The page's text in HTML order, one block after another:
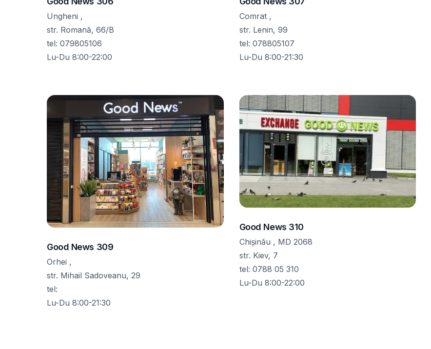
Ungheni ,
str. Romană, 66/B
tel: 079805106
Lu-Du 8:00-22:00
Comrat ,
str. Lenin, 99
tel: 078805107
Lu-Du 8:00-21:30
Good News 309
Orhei ,
str. Mihail Sadoveanu, 29
tel:
Lu-Du 8:00-21:30
Good News 310
Chișinău , MD 2068
str. Kiev, 7
tel: 0788 05 310
Lu-Du 8:00-22:00